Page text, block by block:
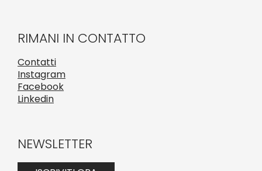
RIMANI IN CONTATTO
Contatti
Instagram
Facebook
Linkedin
NEWSLETTER